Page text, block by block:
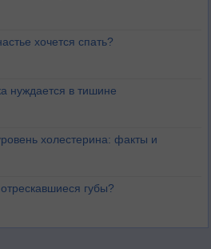
хочется спать?
нуждается в тишине
холестерина: факты и
губы?